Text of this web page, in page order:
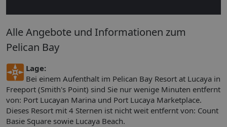
Alle Angebote und Informationen zum
Pelican Bay
Lage:
Bei einem Aufenthalt im Pelican Bay Resort at Lucaya in
Freeport (Smith's Point) sind Sie nur wenige Minuten entfernt
von: Port Lucayan Marina und Port Lucaya Marketplace.
Dieses Resort mit 4 Sternen ist nicht weit entfernt von: Count
Basie Square sowie Lucaya Beach.